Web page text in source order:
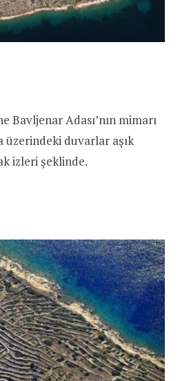
Bavljenar Adası’nın mimarı
üzerindeki duvarlar aşık
izleri şeklinde.